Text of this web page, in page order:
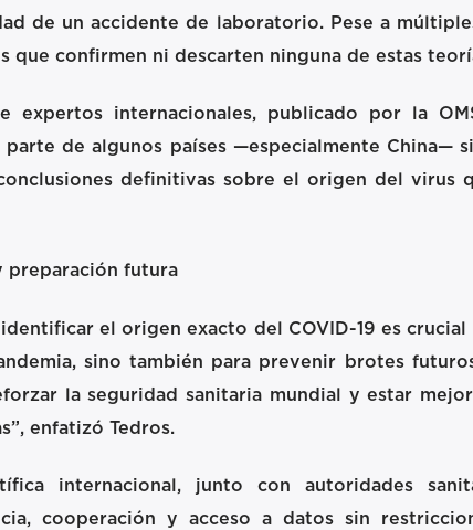
de un accidente de laboratorio. Pese a
que confirmen ni descarten ninguna de estas
expertos internacionales, publicado por la
de algunos países —especialmente China—
definitivas sobre el origen del virus
preparación futura
identificar el origen exacto del COVID-19 es
sino también para prevenir brotes
la seguridad sanitaria mundial y estar
enfatizó Tedros.
internacional, junto con autoridades
cooperación y acceso a datos sin